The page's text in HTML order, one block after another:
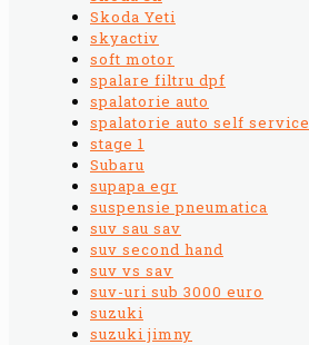
Skoda Yeti
skyactiv
soft motor
spalare filtru dpf
spalatorie auto
spalatorie auto self service
stage 1
Subaru
supapa egr
suspensie pneumatica
suv sau sav
suv second hand
suv vs sav
suv-uri sub 3000 euro
suzuki
suzuki jimny